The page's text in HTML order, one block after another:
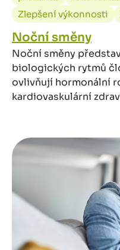
Zlepšení výkonnosti
Noční směny
Noční směny
biologických rytmů
ovlivňují hormonální
kardiovaskulární